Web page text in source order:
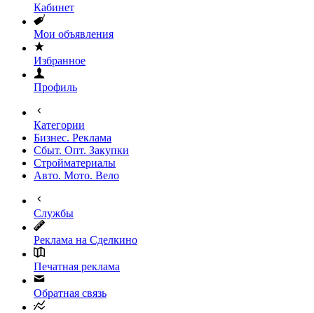
Кабинет
Мои объявления
Избранное
Профиль
Категории
Бизнес. Реклама
Сбыт. Опт. Закупки
Стройматериалы
Авто. Мото. Вело
Службы
Реклама на Сделкино
Печатная реклама
Обратная связь